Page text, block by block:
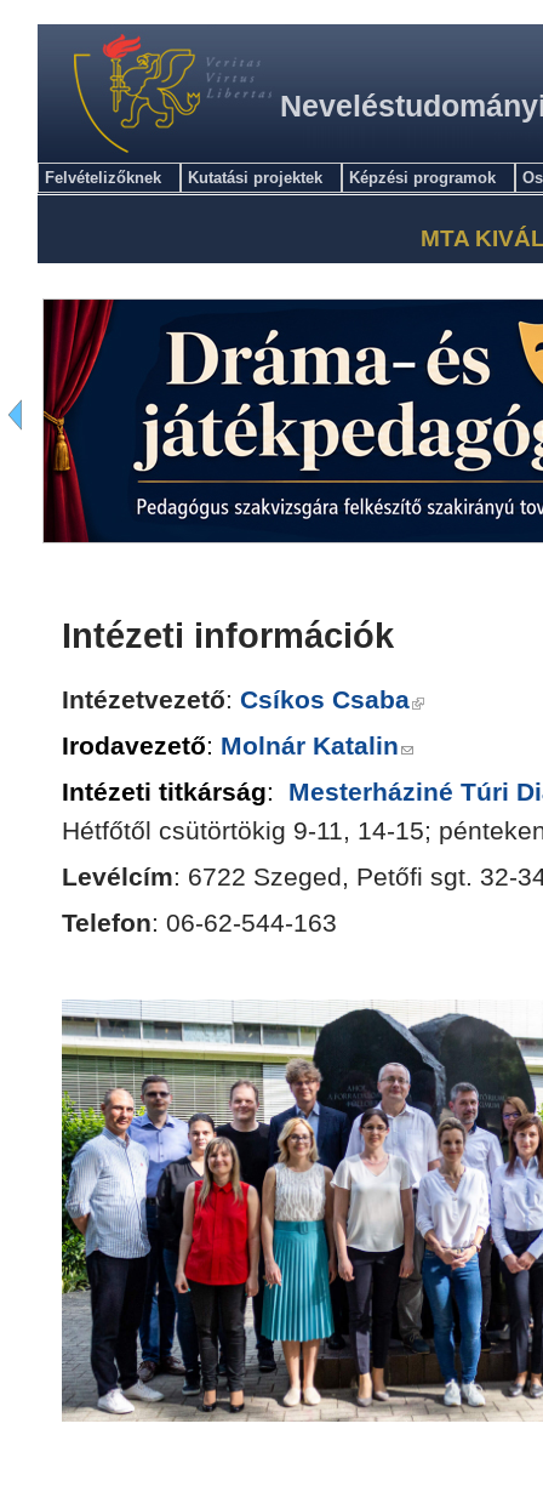
Felvételizőknek Kutatási projektek Képzési programok
MTA
Intézeti információk
Intézetvezető: Csíkos Csaba
Irodavezető: Molnár Katalin
Intézeti titkárság:
Mesterháziné Túri
Hétfőtől csütörtökig 9-11, 14-15;
Levélcím: 6722 Szeged, Petőfi sgt. 32-
Telefon: 06-62-544-163